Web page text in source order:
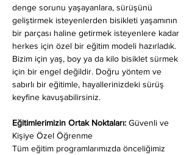
denge sorunu yaşayanlara, sürüşünü
geliştirmek isteyenlerden bisikleti yaşamının
bir parçası haline getirmek isteyenlere kadar
herkes için özel bir eğitim modeli hazırladık.
Bizim için yaş, boy ya da kilo bisiklet sürmek
için bir engel değildir. Doğru yöntem ve
sabırlı bir eğitimle, hayallerinizdeki sürüş
keyfine kavuşabilirsiniz.
Eğitimlerimizin Ortak Noktaları: Güvenli ve
Kişiye Özel Öğrenme
Tüm eğitim programlarımızda önceliğimiz